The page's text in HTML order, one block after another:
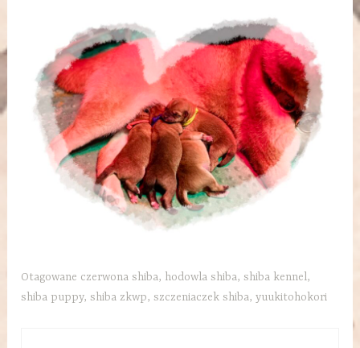
Otagowane czerwona shiba, hodowla shiba,shiba kennel,
shiba puppy,shiba zkwp,szczeniaczek shiba,yuukitohokori